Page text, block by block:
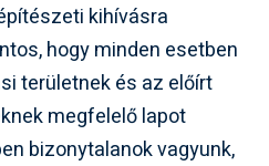
kihívásra
hogy minden esetben
területnek és az előírt
megfelelő lapot
bizonytalanok vagyunk,